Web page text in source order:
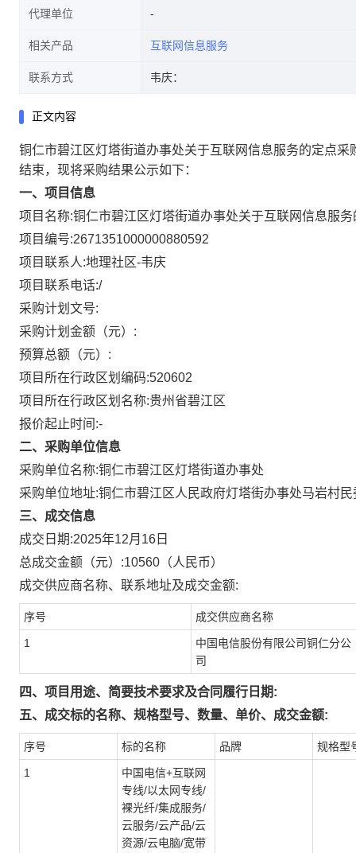
代理单位
相关产品 互联网信息服务
联系方式 韦庆：
正文内容
铜仁市碧江区灯塔街道办事处关于互联网信息服务的定点采
结束，现将采购结果公示如下：
一、项目信息
项目名称:铜仁市碧江区灯塔街道办事处关于互联网信息服
项目编号:2671351000000880592
项目联系人:地理社区-韦庆
项目联系电话:/
采购计划文号:
采购计划金额（元）:
预算总额（元）:
项目所在行政区划编码:520602
项目所在行政区划名称:贵州省碧江区
报价起止时间:-
二、采购单位信息
采购单位名称:铜仁市碧江区灯塔街道办事处
采购单位地址:铜仁市碧江区人民政府灯塔街办事处马岩村民
三、成交信息
成交日期:2025年12月16日
总成交金额（元）:10560 （人民币）
成交供应商名称、联系地址及成交金额:
序号 成交供应商名称
1
中国电信股份有限公司铜仁分公
司
四、项目用途、简要技术要求及合同履行日期:
五、成交标的名称、规格型号、数量、单价、成交金额:
序号 标的名称 品牌 规格型
1
中国电信+互联网
专线/以太网专线/
裸光纤/集成服务/
云服务/云产品/云
资源/云电脑/宽带